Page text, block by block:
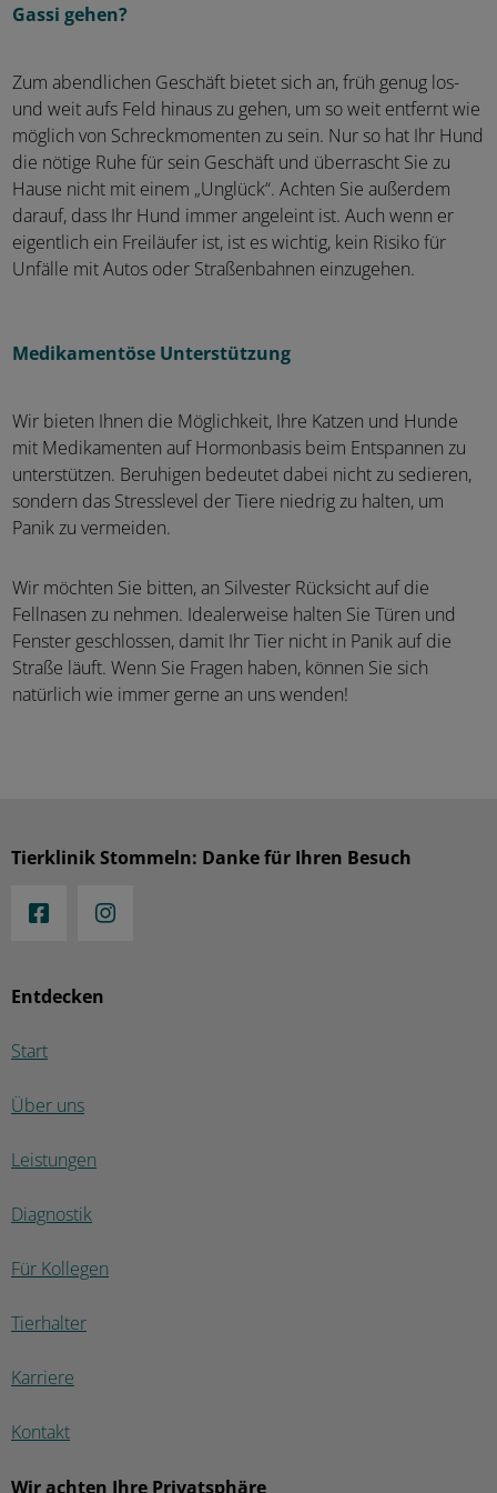
Gassi gehen?
Zum abendlichen Geschäft bietet sich an, früh genug los-
und weit aufs Feld hinaus zu gehen, um so weit entfernt wie
möglich von Schreckmomenten zu sein. Nur so hat Ihr Hund
die nötige Ruhe für sein Geschäft und überrascht Sie zu
Hause nicht mit einem „Unglück“. Achten Sie außerdem
darauf, dass Ihr Hund immer angeleint ist. Auch wenn er
eigentlich ein Freiläufer ist, ist es wichtig, kein Risiko für
Unfälle mit Autos oder Straßenbahnen einzugehen.
Medikamentöse Unterstützung
Wir bieten Ihnen die Möglichkeit, Ihre Katzen und Hunde
mit Medikamenten auf Hormonbasis beim Entspannen zu
unterstützen. Beruhigen bedeutet dabei nicht zu sedieren,
sondern das Stresslevel der Tiere niedrig zu halten, um
Panik zu vermeiden.
Wir möchten Sie bitten, an Silvester Rücksicht auf die
Fellnasen zu nehmen. Idealerweise halten Sie Türen und
Fenster geschlossen, damit Ihr Tier nicht in Panik auf die
Straße läuft. Wenn Sie Fragen haben, können Sie sich
natürlich wie immer gerne an uns wenden!
Entdecken
Start
Über uns
Leistungen
Diagnostik
Für Kollegen
Tierhalter
Karriere
Kontakt
Wir achten Ihre Privatsphäre
Tierklinik Stommeln: Danke für Ihren Besuch